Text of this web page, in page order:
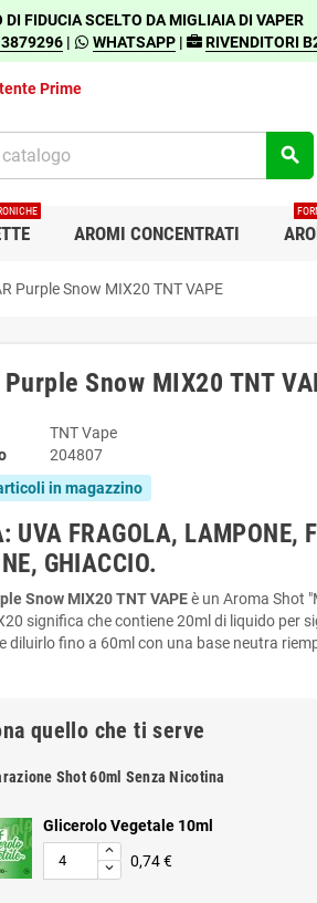
DI FIDUCIA SCELTO DA MIGLIAIA DI VAPER
| WHATSAPP | RIVENDITORI
Prime
search
AROMI CONCENTRATI
Purple Snow MIX20 TNT VAPE
Purple Snow MIX20 TNT
TNT Vape
204807
in magazzino
UVA FRAGOLA, LAMPONE,
GHIACCIO.
Snow MIX20 TNT VAPEè un Aroma Shot
significa che contiene 20ml di liquido per
diluirlo fino a 60ml con una base neutra
quello che ti serve
Shot 60ml Senza Nicotina
Glicerolo Vegetale 10ml
0,74 €